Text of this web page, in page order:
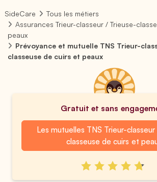
SideCare
Tous les métiers
Assurances Trieur-classeur / Trieuse-
peaux
Prévoyance et mutuelle TNS Trieur-
classeuse de cuirs et peaux
Gratuit et sans
Les mutuelles TNS Trieur-
classeuse de cuirs et